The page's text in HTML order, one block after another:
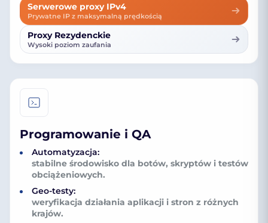
Serwerowe proxy IPv4
Prywatne IP z maksymalną prędkością
Proxy Rezydenckie
Wysoki poziom zaufania
Programowanie i QA
Automatyzacja:
stabilne środowisko dla botów, skryptów i testów
obciążeniowych.
Geo-testy:
weryfikacja działania aplikacji i stron z różnych
krajów.